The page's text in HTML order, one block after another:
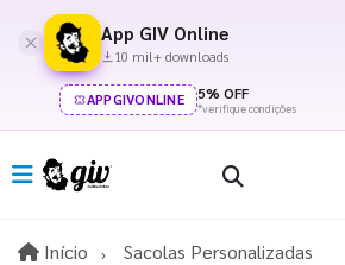
App GIV Online
10 mil+ downloads
APPGIVONLINE 5% OFF
*verifique condições
Início InícioSacolas Personalizadas